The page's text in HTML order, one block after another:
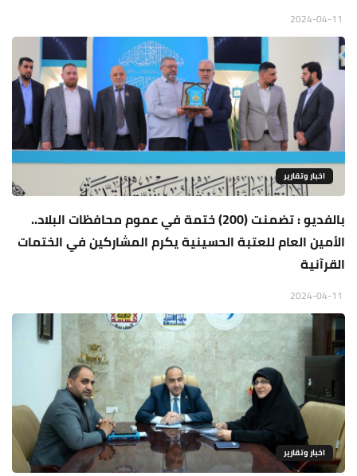
اخبار وتقارير
بالفديو : تضمنت (200) ختمة في عموم محافظات البلاد..
الأمين العام للعتبة الحسينية يكرم المشاركين في الختمات
القرآنية
اخبار وتقارير